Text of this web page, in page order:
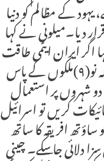
کے مظالم کو دنیا
دیا۔میلونی نے کہا
ایران ایٹمی طاقت
بن گیا تو وہ منٹ میں اٹلی کو اڑادے گا۔میلونی نے جواب دیا میرے علم میں ہے کہ نو(۹)ملکوں کے پاس
پر استعمال
کا بائیکات کریں تو اسرائیل
افریقہ کا ساتھ
دلائی جا سکے۔ چینی